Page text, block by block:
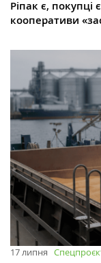
Ріпак є, покупці
кооперативи
17 липня